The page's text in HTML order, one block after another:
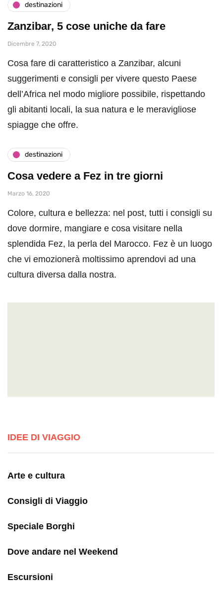
destinazioni
Zanzibar, 5 cose uniche da fare
Dicembre 7, 2020
Cosa fare di caratteristico a Zanzibar, alcuni
suggerimenti e consigli per vivere questo Paese
dell’Africa nel modo migliore possibile, rispettando
gli abitanti locali, la sua natura e le meravigliose
spiagge che offre.
destinazioni
Cosa vedere a Fez in tre giorni
Marzo 16, 2020
Colore, cultura e bellezza: nel post, tutti i consigli su
dove dormire, mangiare e cosa visitare nella
splendida Fez, la perla del Marocco. Fez è un luogo
che vi emozionerà moltissimo aprendovi ad una
cultura diversa dalla nostra.
IDEE DI VIAGGIO
Arte e cultura
Consigli di Viaggio
Speciale Borghi
Dove andare nel Weekend
Escursioni